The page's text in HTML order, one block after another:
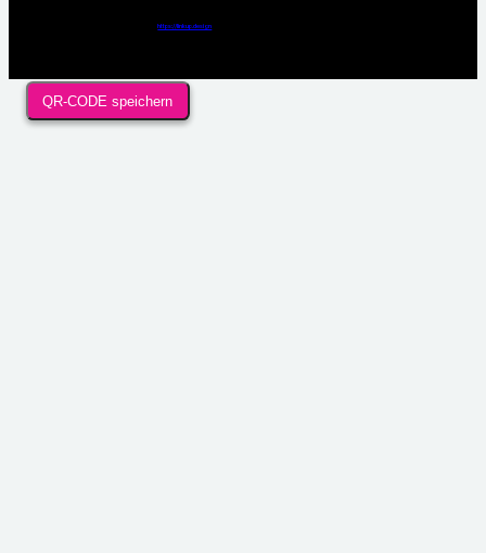
https://linkup.design
QR-CODE speichern